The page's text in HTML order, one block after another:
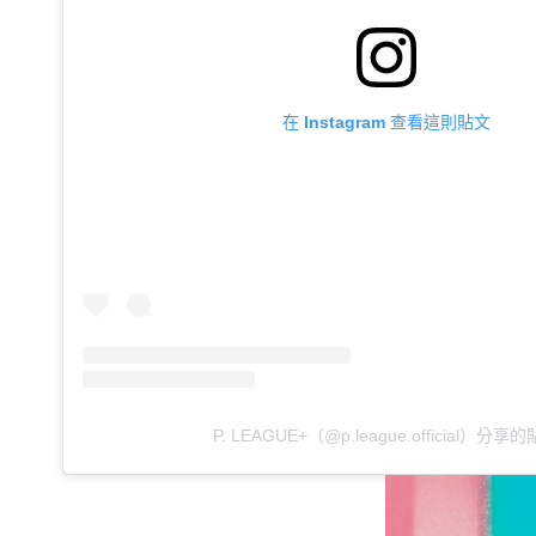
在 Instagram 查看這則貼文
P. LEAGUE+（@p.league.official）分享的